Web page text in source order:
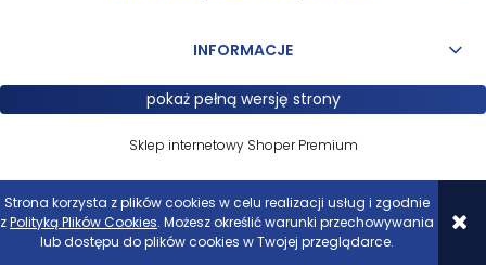
Strona korzysta z plików cookies w celu realizacji usług i zgodnie
zPolityką Plików Cookies. Możesz określić warunki przechowywania
lub dostępu do plików cookies w Twojej przeglądarce.
INFORMACJE
pokaż pełną wersję strony
Sklep internetowy Shoper Premium